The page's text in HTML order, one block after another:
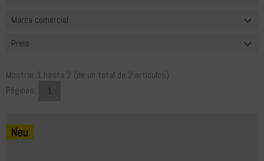
Marca comercial
Preis
Mostrar 1 hasta 2 (de un total de 2 artículos)
Páginas:
1